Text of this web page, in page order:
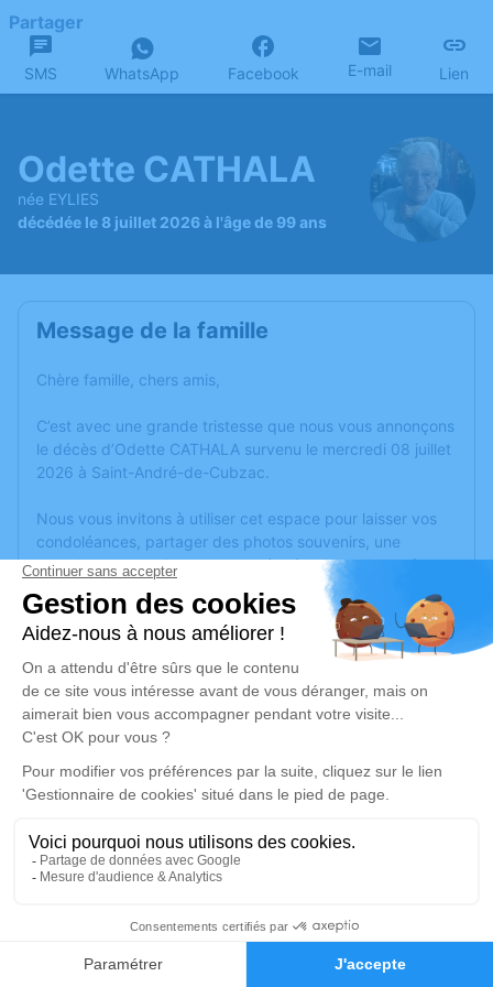
Faire-part Hommages
Partager
SMS WhatsApp Facebook E-mail Lien
Odette CATHALA
née EYLIES
décédée le 8 juillet 2026 à l'âge de 99 ans
Message de la famille
Chère famille, chers amis,
C’est avec une grande tristesse que nous vous annonçons
le décès d’Odette CATHALA survenu le mercredi 08 juillet
2026 à Saint-André-de-Cubzac.
Nous vous invitons à utiliser cet espace pour laisser vos
condoléances, partager des photos souvenirs, une
anecdote ou exprimer vos pensées à travers des poèmes
ou des textes. Cet endroit est un lieu d'expression dédié à
honorer la mémoire d’Odette CATHALA.
Un service de plantation d’arbre hommage estdisponible
jeudi 16 juillet 2026 à 12h00
Crématorium de Mérignac
Avenue du Souvenir